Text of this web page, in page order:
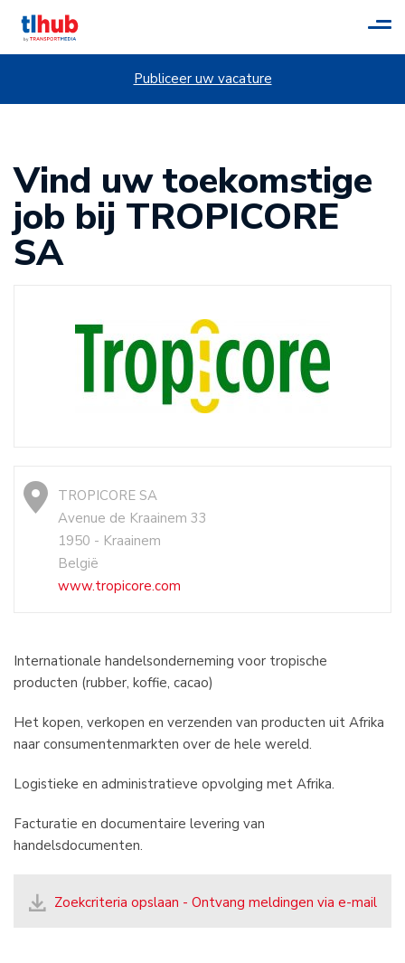
Publiceer uw vacature
Vind uw toekomstige
job bij TROPICORE
SA
TROPICORE SA
Avenue de Kraainem 33
1950 - Kraainem
België
www.tropicore.com
Internationale handelsonderneming voor tropische
producten (rubber, koffie, cacao)
Het kopen, verkopen en verzenden van producten uit Afrika
naar consumentenmarkten over de hele wereld.
Logistieke en administratieve opvolging met Afrika.
Facturatie en documentaire levering van
handelsdocumenten.
Zoekcriteria opslaan - Ontvang meldingen via e-mail